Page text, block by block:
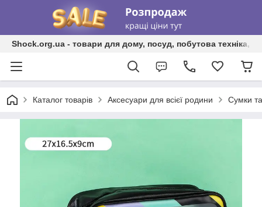
Shock.org.ua - товари для дому, посуд, побутова техніка,
Каталог товарів Аксесуари для всієї родини Сумки